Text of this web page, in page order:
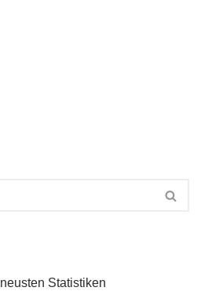
Statistiken